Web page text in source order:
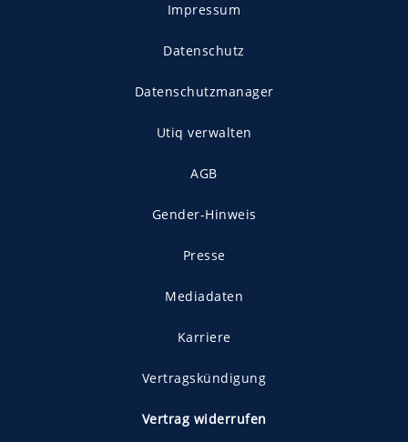
Impressum
Datenschutz
Datenschutzmanager
Utiq verwalten
AGB
Gender-Hinweis
Presse
Mediadaten
Karriere
Vertragskündigung
Vertrag widerrufen